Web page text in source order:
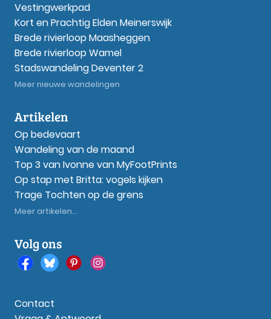
Vestingwerkpad
Kort en Prachtig Elden Meinerswijk
Brede rivierloop Maasheggen
Brede rivierloop Wamel
Stadswandeling Deventer 2
Meer nieuwe wandelingen
Artikelen
Op bedevaart
Wandeling van de maand
Top 3 van Ivonne van MyFootPrints
Op stap met Britta: vogels kijken
Trage Tochten op de grens
Meer artikelen...
Volg ons
Contact